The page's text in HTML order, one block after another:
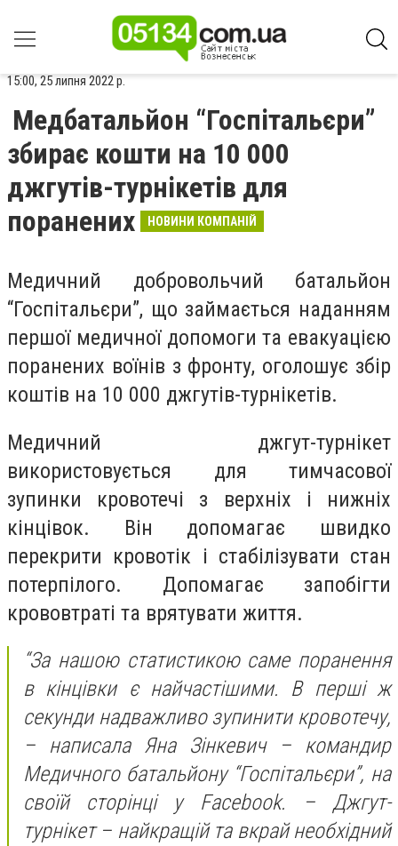
15:00, 25 липня 2022 р.
Медбатальйон “Госпітальєри”
збирає кошти на 10 000
джгутів-турнікетів для
поранених
НОВИНИ КОМПАНІЙ
Медичний добровольчий батальйон
“Госпітальєри”, що займається наданням
першої медичної допомоги та евакуацією
поранених воїнів з фронту, оголошує збір
коштів на 10 000 джгутів-турнікетів.
Медичний джгут-турнікет
використовується для тимчасової
зупинки кровотечі з верхніх і нижніх
кінцівок. Він допомагає швидко
перекрити кровотік і стабілізувати стан
потерпілого. Допомагає запобігти
крововтраті та врятувати життя.
“За нашою статистикою саме поранення
в кінцівки є найчастішими. В перші ж
секунди надважливо зупинити кровотечу,
– написала Яна Зінкевич – командир
Медичного батальйону “Госпітальєри”, на
своїй сторінці у Facebook. – Джгут-
турнікет – найкращій та вкрай необхідний